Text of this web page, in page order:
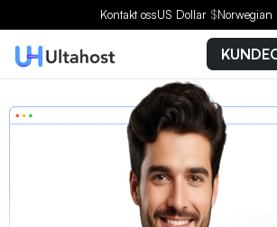
Kontakt ossUS Dollar $Norwegian